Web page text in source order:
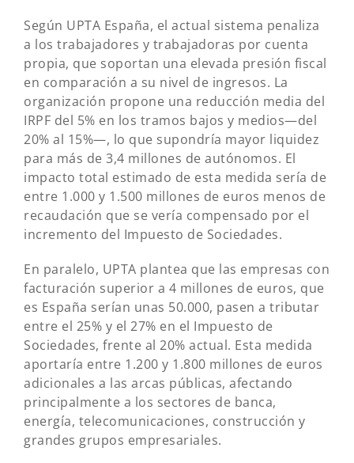
Según UPTA España, el actual sistema penaliza
a los trabajadores y trabajadoras por cuenta
propia, que soportan una elevada presión fiscal
en comparación a su nivel de ingresos. La
organización propone una reducción media del
IRPF del 5% en los tramos bajos y medios—del
20% al 15%—, lo que supondría mayor liquidez
para más de 3,4 millones de autónomos. El
impacto total estimado de esta medida sería de
entre 1.000 y 1.500 millones de euros menos de
recaudación que se vería compensado por el
incremento del Impuesto de Sociedades.
En paralelo, UPTA plantea que las empresas con
facturación superior a 4 millones de euros, que
es España serían unas 50.000, pasen a tributar
entre el 25% y el 27% en el Impuesto de
Sociedades, frente al 20% actual. Esta medida
aportaría entre 1.200 y 1.800 millones de euros
adicionales a las arcas públicas, afectando
principalmente a los sectores de banca,
energía, telecomunicaciones, construcción y
grandes grupos empresariales.